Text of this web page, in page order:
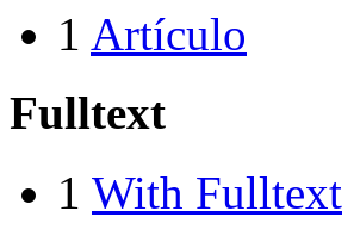
1 Artículo
Fulltext
1 With Fulltext